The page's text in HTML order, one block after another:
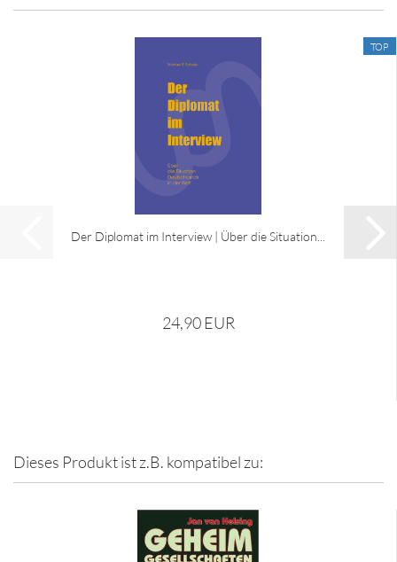
TOP
Der Diplomat im Interview | Über die Situation...
24,90 EUR
Dieses Produkt ist z.B. kompatibel zu: